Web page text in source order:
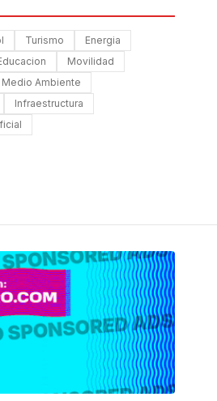
Turismo
Energia
Movilidad
Medio Ambiente
Infraestructura